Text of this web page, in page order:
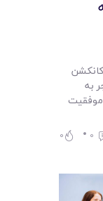
لينکدين به طور ميانگين 400 کانکشن
به
0
0